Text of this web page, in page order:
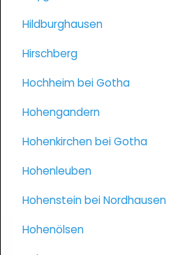
Hildburghausen
Hirschberg
Hochheim bei Gotha
Hohengandern
Hohenkirchen bei Gotha
Hohenleuben
Hohenstein bei Nordhausen
Hohenölsen